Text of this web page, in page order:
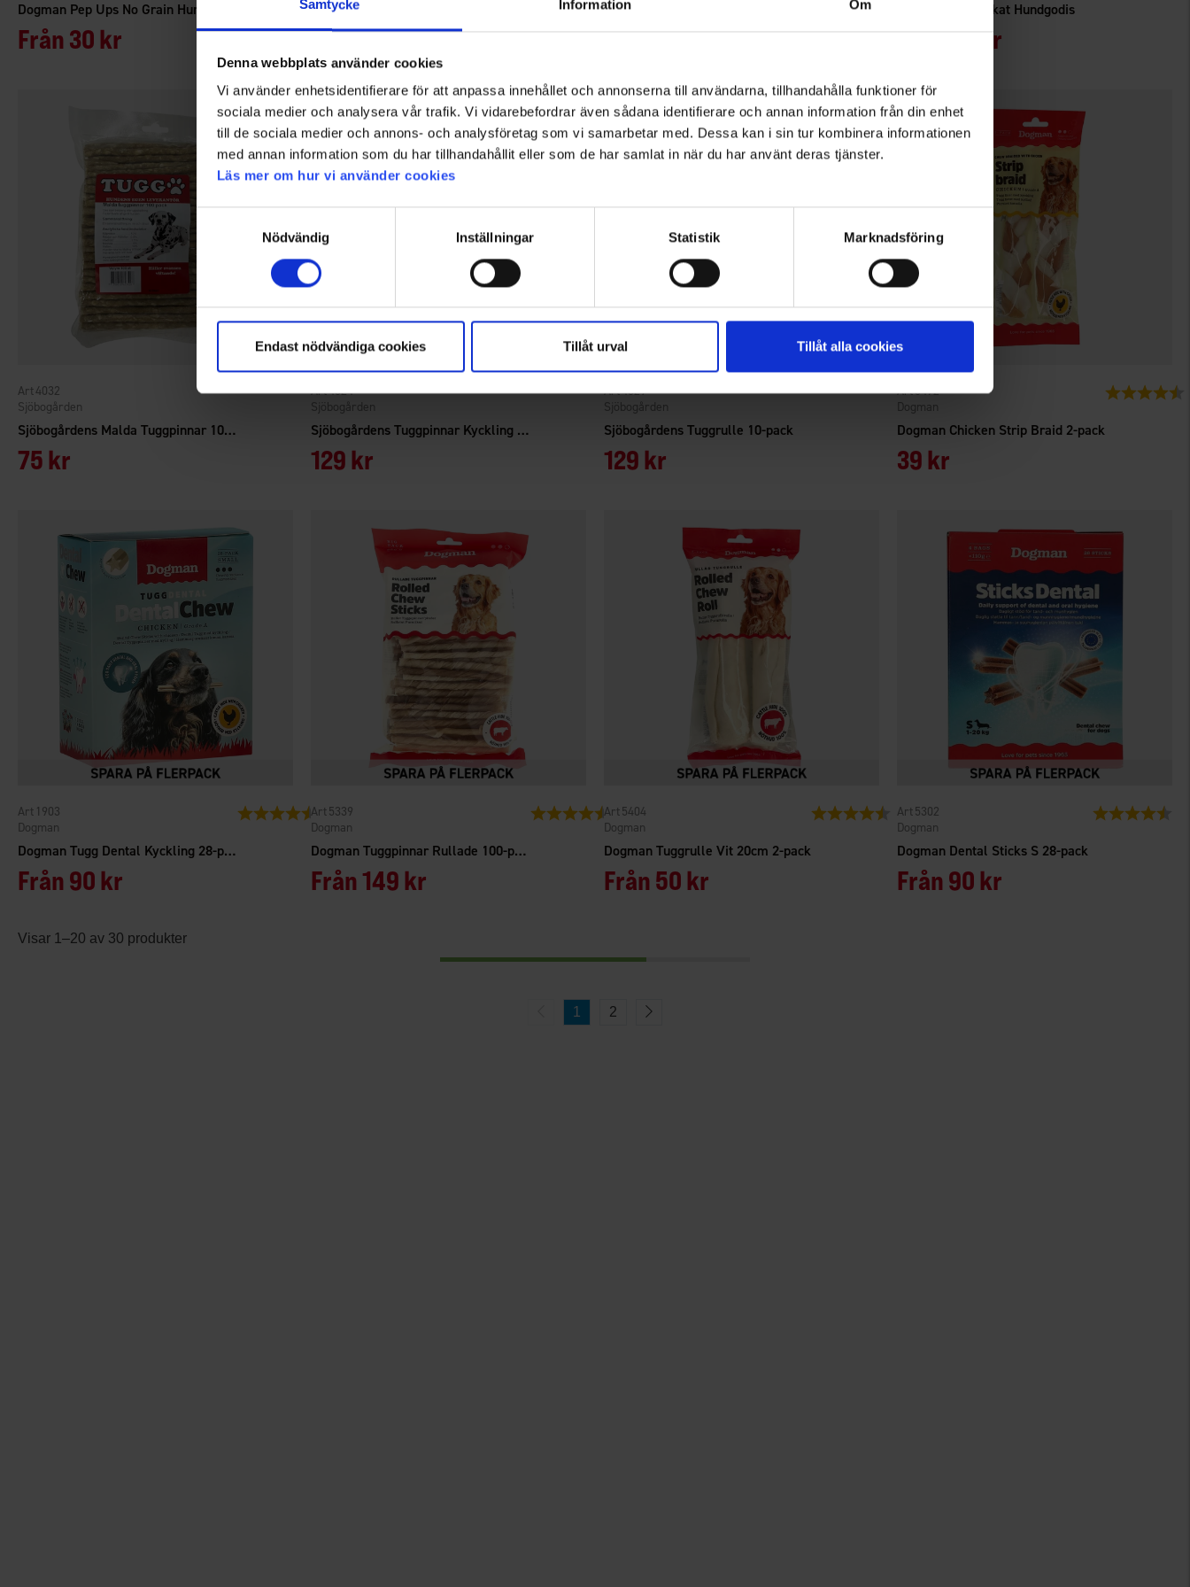
Samtycke Information Om
Denna webbplats använder cookies
Vi använder enhetsidentifierare för att anpassa innehållet och annonserna till användarna, tillhandahålla funktioner för
sociala medier och analysera vår trafik. Vi vidarebefordrar även sådana identifierare och annan information från din enhet
till de sociala medier och annons- och analysföretag som vi samarbetar med. Dessa kan i sin tur kombinera informationen
med annan information som du har tillhandahållit eller som de har samlat in när du har använt deras tjänster.
Läs mer om hur vi använder cookies
Nödvändig
Inställningar Statistik Marknadsföring
Endast nödvändiga cookies Tillåt urval Tillåt alla cookies
Från30 kr Från60 kr 65 kr
Dogman Frystorkat Hundgodis
Från55 kr
Sjöbogårdens Malda Tuggpinnar 100-pack
Sjöbogården
4032
75 kr
Sjöbogårdens Tuggpinnar Kyckling 40-pack
Sjöbogården
4024
129 kr
Sjöbogårdens Tuggrulle 10-pack
Sjöbogården
4029
129 kr
Dogman Chicken Strip Braid 2-pack
Dogman
5472
39 kr
Betyg:
Dogman Tugg Dental Kyckling 28-pack
Dogman
1903
Från90 kr
Betyg: 4.6 utav 5 stjärnor
Dogman Tuggpinnar Rullade 100-pack
Dogman
5339
Från149 kr
Betyg: 4.8 utav 5 stjärnor
Dogman Tuggrulle Vit 20cm 2-pack
Dogman
5404
Från50 kr
Betyg: 4.5 utav 5 stjärnor
Dogman Dental Sticks S 28-pack
Dogman
5302
Från90 kr
Betyg:
Visar 1–20 av 30 produkter
1 2